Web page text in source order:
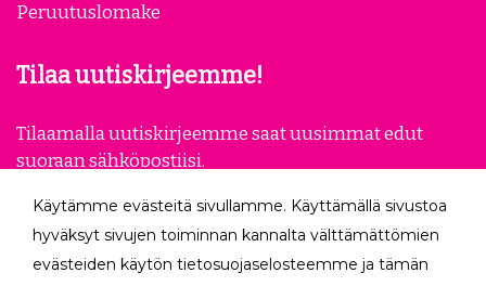
Peruutuslomake
Tilaa uutiskirjeemme!
Tilaamalla uutiskirjeemme saat uusimmat edut
suoraan sähköpostiisi.
Käytämme evästeitä sivullamme. Käyttämällä sivustoa
hyväksyt sivujen toiminnan kannalta välttämättömien
evästeiden käytön tietosuojaselosteemme ja tämän